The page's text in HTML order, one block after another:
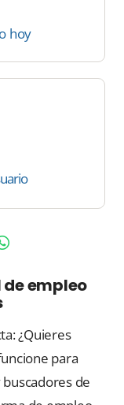
hoy
empleo
¿Quieres
para
de